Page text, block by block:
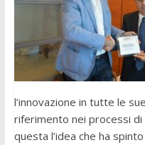
l’innovazione in tutte le
riferimento nei processi
questa l’idea che ha